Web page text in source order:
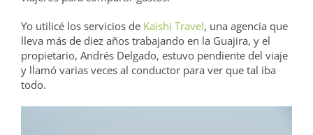
Yo utilicé los servicios de Kaishi Travel, una agencia que
lleva más de diez años trabajando en la Guajira, y el
propietario, Andrés Delgado, estuvo pendiente del viaje
y llamó varias veces al conductor para ver que tal iba
todo.